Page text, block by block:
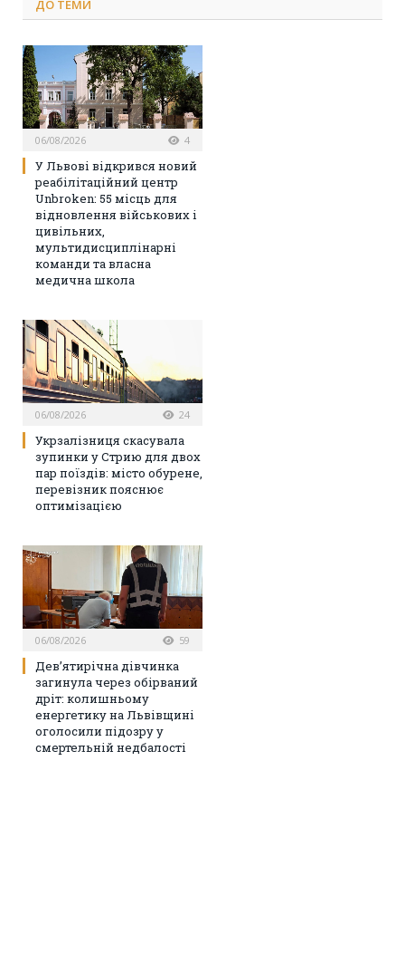
ДО ТЕМИ
06/08/2026 4
У Львові відкрився новий
реабілітаційний центр
Unbroken: 55 місць для
відновлення військових і
цивільних,
мультидисциплінарні
команди та власна
медична школа
06/08/2026 24
Укрзалізниця скасувала
зупинки у Стрию для двох
пар поїздів: місто обурене,
перевізник пояснює
оптимізацією
06/08/2026 59
Дев’ятирічна дівчинка
загинула через обірваний
дріт: колишньому
енергетику на Львівщині
оголосили підозру у
смертельній недбалості